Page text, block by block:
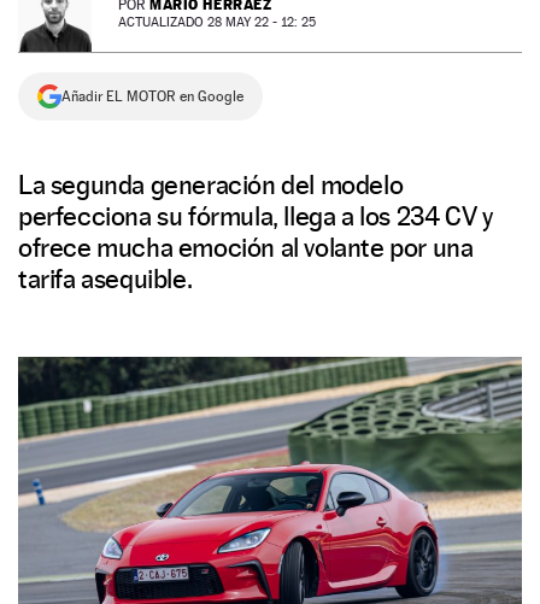
NEWSLETTER
SÍGUENOS
POR MARIO HERRÁEZ
ACTUALIZADO 28 MAY 22 - 12: 25
Añadir EL MOTOR en Google
La segunda generación del modelo
perfecciona su fórmula, llega a los 234 CV y
ofrece mucha emoción al volante por una
tarifa asequible.